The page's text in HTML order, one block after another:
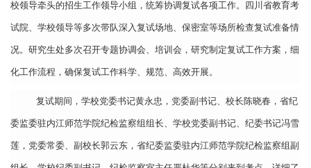
校领导牵头的招生工作领导小组，统筹协调复试各项工作。四川省教育考
试院、学校领导等多次带队深入复试场地、保密室等场所检查复试准备情
况。研究生处多次召开专题协调会、培训会，研究制定复试工作方案，细
化工作流程，确保复试工作科学、规范、高效开展。
复试期间，学校党委书记黄永忠，党委副书记、校长陈晓春，省纪
委监委驻内江师范学院纪检监察组组长、学校党委副书记、纪委书记冯雪
莲，党委常委、副校长郭云东，省纪委监委驻内江师范学院纪检监察组副